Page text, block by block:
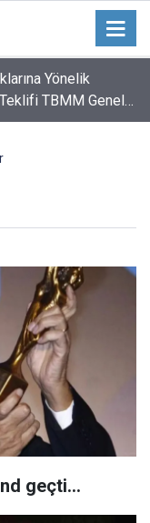
Yönelik
TBMM Genel
geçti...